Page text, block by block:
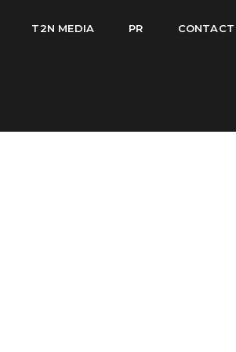
T2N MEDIA PR CONTACT